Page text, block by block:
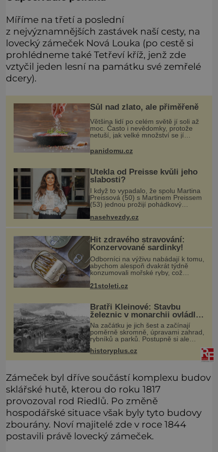
Míříme na třetí a poslední
z nejvýznamnějších zastávek naší cesty, na
lovecký zámeček Nová Louka (po cestě si
prohlédneme také Tetřeví kříž, jenž zde
vztyčil jeden lesní na památku své zemřelé
dcery).
Sůl nad zlato, ale přiměřeně
Většina lidí po celém světě jí soli až
moc. Často i nevědomky, protože
netuší, jak velké množství se jí
potravinách, dokonce i těch
sladkých. Sůl je zdravá
panidomu.cz
Utekla od Preisse kvůli jeho
slabosti?
I když to vypadalo, že spolu Martina
Preissová (50) s Martinem Preissem
(53) jednou prožijí pohádkový
nedopadne. Doneslo se k nám, že
se hvězda seriálu Kamarádi měla
nasehvezdy.cz
Hit zdravého stravování:
Konzervované sardinky!
Odborníci na výživu nabádají k tomu,
abychom alespoň dvakrát týdně
konzumovali mořské ryby, což
ovšem může být zatěžující pro
peněženku. Dobrou zprávou je, že
21stoleti.cz
Bratři Kleinové: Stavbu
železnic v monarchii ovládli
samouci
Na začátku je jich šest a začínají
poměrně skromně, úpravami zahrad,
rybníků a parků. Postupně si ale
troufnou i na stavbu železnic. Během
40 let vybudují na území monarchie
třetinu všech tratí, tedy
historyplus.cz
Zámeček byl dříve součástí komplexu budov
sklářské hutě, kterou do roku 1817
provozoval rod Riedlů. Po změně
hospodářské situace však byly tyto budovy
zbourány. Noví majitelé zde v roce 1844
postavili právě lovecký zámeček.